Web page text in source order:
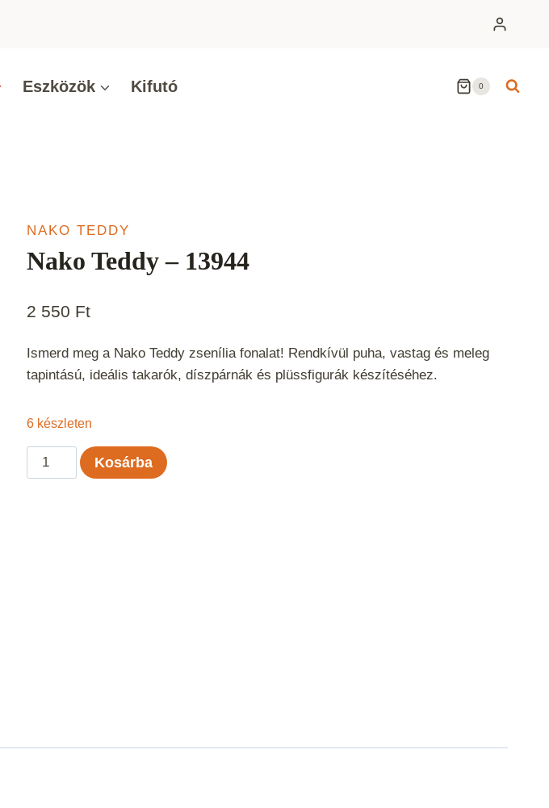
Eszközök Kifutó 0
NAKO TEDDY
Nako Teddy – 13944
2 550 Ft
Ismerd meg a Nako Teddy zsenília fonalat! Rendkívül puha, vastag és meleg
tapintású, ideális takarók, díszpárnák és plüssfigurák készítéséhez.
6 készleten
Nako
Teddy
Kosárba